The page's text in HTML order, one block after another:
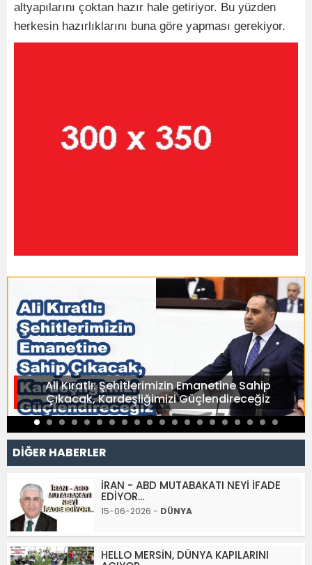
altyapılarını çoktan hazır hale getiriyor. Bu yüzden
herkesin hazırlıklarını buna göre yapması gerekiyor.
Ali Kıratlı: Şehitlerimizin Emanetine Sahip
Çıkacak, Kardeşliğimizi Güçlendireceğiz
DİĞER HABERLER
İRAN - ABD MUTABAKATI NEYİ İFADE
EDİYOR…
15-06-2026 - DÜNYA
HELLO MERSİN, DÜNYA KAPILARINI